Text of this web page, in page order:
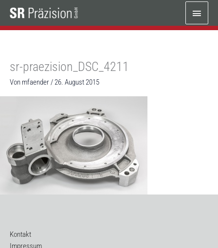
Inhalt
springen
sr-praezision_DSC_4211
Von mfaender /26. August 2015
Kontakt
Impressum